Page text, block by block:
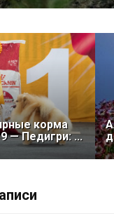
корма
— Педигри: ...